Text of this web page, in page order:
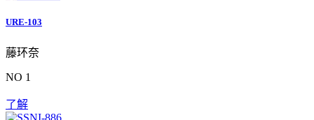
URE-103
藤环奈
NO 1
了解